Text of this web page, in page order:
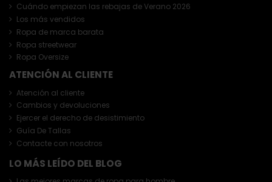
Cuándo empiezan las rebajas de Verano 2026
Los más vendidos
Ropa de marca barata
Ropa streetwear
Ropa Oversize
ATENCIÓN AL CLIENTE
Atención al cliente
Cambios y devoluciones
Ejercer el derecho de desistimiento
Guía De Tallas
Contacte con nosotros
LO MÁS LEÍDO DEL BLOG